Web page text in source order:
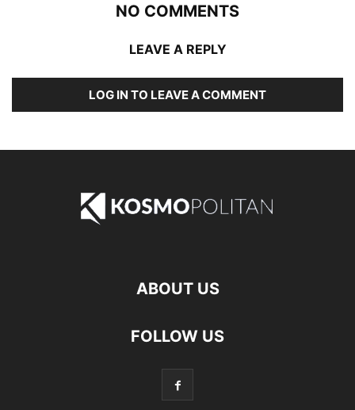
NO COMMENTS
LEAVE A REPLY
LOG IN TO LEAVE A COMMENT
ABOUT US
FOLLOW US